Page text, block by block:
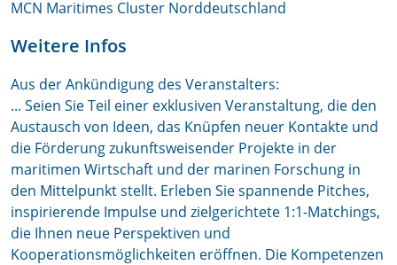
MCN Maritimes Cluster Norddeutschland
Weitere Infos
Aus der Ankündigung des Veranstalters:
... Seien Sie Teil einer exklusiven Veranstaltung, die den
Austausch von Ideen, das Knüpfen neuer Kontakte und
die Förderung zukunftsweisender Projekte in der
maritimen Wirtschaft und der marinen Forschung in
den Mittelpunkt stellt. Erleben Sie spannende Pitches,
inspirierende Impulse und zielgerichtete 1:1-Matchings,
die Ihnen neue Perspektiven und
Kooperationsmöglichkeiten eröffnen. Die Kompetenzen